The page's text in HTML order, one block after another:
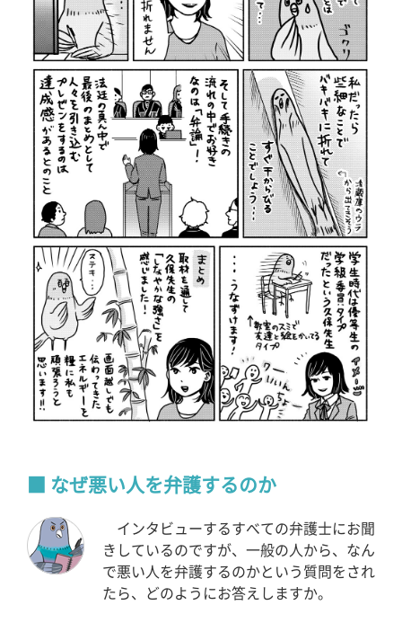
なぜ悪い人を弁護するのか
インタビューするすべての弁護士にお聞
きしているのですが、一般の人から、なん
で悪い人を弁護するのかという質問をされ
たら、どのようにお答えしますか。